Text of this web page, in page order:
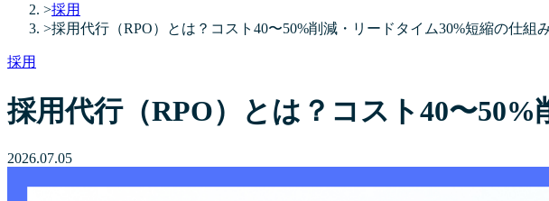
>採用
>採用代行（RPO）とは？コスト40〜50%削減・リードタイム30%短縮の仕組
採用
採用代行（RPO）とは？コスト40〜
2026.07.05